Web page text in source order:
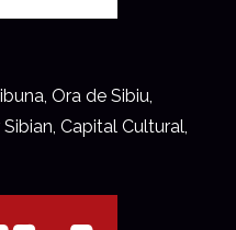
Ora de Sibiu,
Capital Cultural,